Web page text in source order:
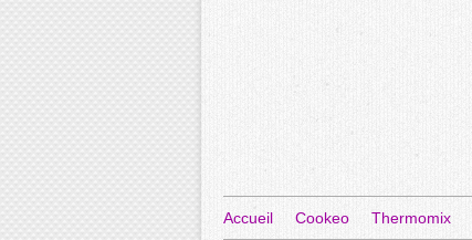
Accueil Cookeo Thermomix